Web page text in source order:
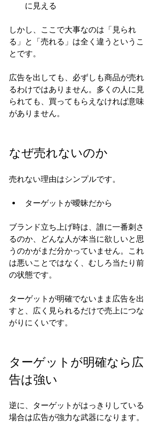
に見える
しかし、ここで大事なのは「見られ
る」と「売れる」は全く違うというこ
とです。
広告を出しても、必ずしも商品が売れ
るわけではありません。多くの人に見
られても、買ってもらえなければ意味
がありません。
なぜ売れないのか
売れない理由はシンプルです。
ターゲットが曖昧だから
ブランド立ち上げ時は、誰に一番刺さ
るのか、どんな人が本当に欲しいと思
うのかがまだ分かっていません。これ
は悪いことではなく、むしろ当たり前
の状態です。
ターゲットが明確でないまま広告を出
すと、広く見られるだけで売上につな
がりにくいです。
ターゲットが明確なら広
告は強い
逆に、ターゲットがはっきりしている
場合は広告が強力な武器になります。